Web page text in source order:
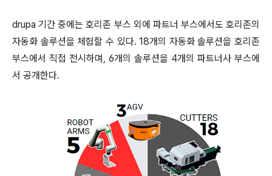
drupa 기간 중에는 호리존 부스 외에 파트너 부스에서도 호리존의
자동화 솔루션을 체험할 수 있다. 18개의 자동화 솔루션을 호리존
부스에서 직접 전시하며, 6개의 솔루션을 4개의 파트너사 부스에
서 공개한다.